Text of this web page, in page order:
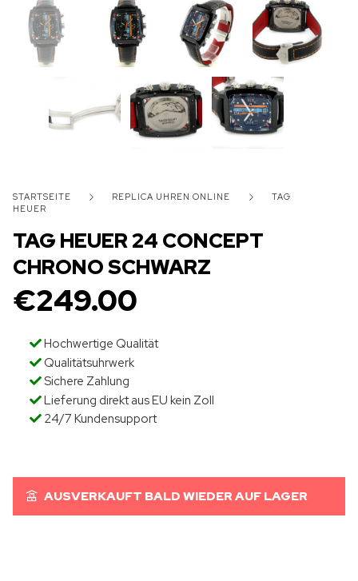
STARTSEITE REPLICA UHREN ONLINE
TAG
HEUER
TAG HEUER 24 CONCEPT
CHRONO SCHWARZ
€249.00
Hochwertige Qualität
Qualitätsuhrwerk
Sichere Zahlung
Lieferung direkt aus EU kein Zoll
24/7 Kundensupport
AUSVERKAUFT BALD WIEDER AUF LAGER